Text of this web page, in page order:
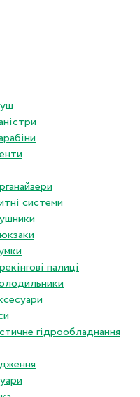
системи
палиці
гідрообладнання